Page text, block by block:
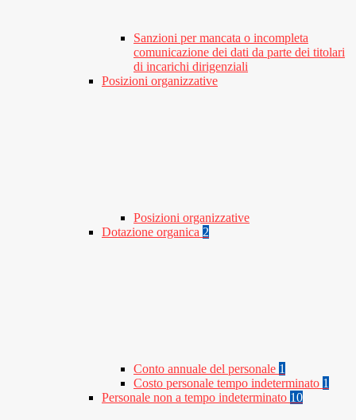
Sanzioni per mancata o incompleta
comunicazione dei dati da parte dei titolari
di incarichi dirigenziali
Posizioni organizzative
Posizioni organizzative
Dotazione organica 2
Conto annuale del personale 1
Costo personale tempo indeterminato 1
Personale non a tempo indeterminato 10